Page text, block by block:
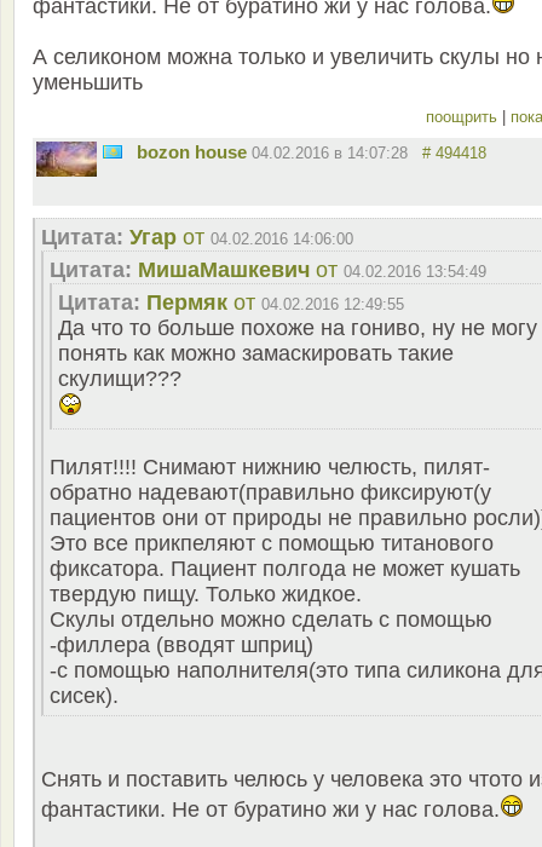
фантастики. Не от буратино жи у нас голова.
А селиконом можна только и увеличить скулы но
уменьшить
поощрить
bozon house 04.02.2016 в 14:07:28 # 494418
Цитата: Угар от 04.02.2016 14:06:00
Цитата: MишаМашкевич от 04.02.2016 13:54:49
Цитата: Пермяк от 04.02.2016 12:49:55
Да что то больше похоже на гониво, ну не могу
понять как можно замаскировать такие
скулищи???
Пилят!!!! Снимают нижнию челюсть, пилят-
обратно надевают(правильно фиксируют(у
пациентов они от природы не правильно
Это все прикпеляют с помощью титанового
фиксатора. Пациент полгода не может кушать
твердую пищу. Только жидкое.
Скулы отдельно можно сделать с помощью
-филлера (вводят шприц)
-с помощью наполнителя(это типа силикона
сисек).
Снять и поставить челюсь у человека это чтото
фантастики. Не от буратино жи у нас голова.